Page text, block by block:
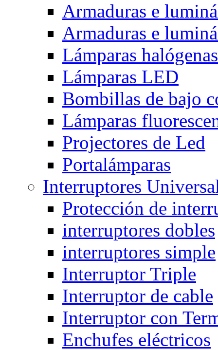
Armaduras e
Armaduras e
Lámparas halógenas
Lámparas LED
Bombillas de bajo
Lámparas
Projectores de Led
Portalámparas
Interruptores
Protección de
interruptores dobles
interruptores simple
Interruptor Triple
Interruptor de cable
Interruptor con
Enchufes eléctricos